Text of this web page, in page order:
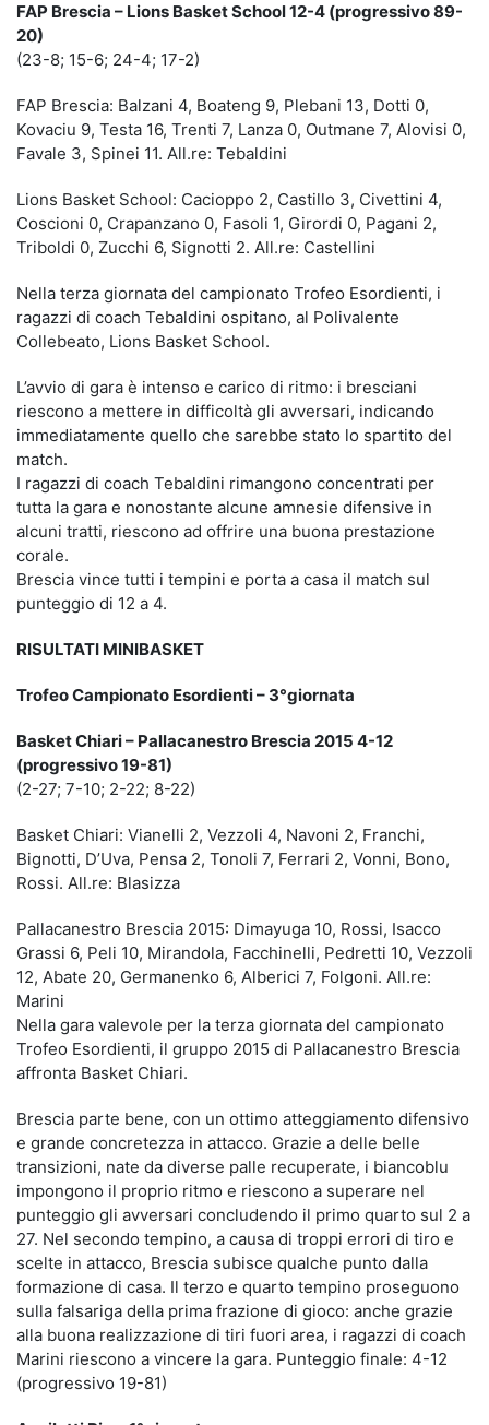
FAP Brescia – Lions Basket School 12-4 (progressivo 89-
20)
(23-8; 15-6; 24-4; 17-2)
FAP Brescia: Balzani 4, Boateng 9, Plebani 13, Dotti 0,
Kovaciu 9, Testa 16, Trenti 7, Lanza 0, Outmane 7, Alovisi 0,
Favale 3, Spinei 11. All.re: Tebaldini
Lions Basket School: Cacioppo 2, Castillo 3, Civettini 4,
Coscioni 0, Crapanzano 0, Fasoli 1, Girordi 0, Pagani 2,
Triboldi 0, Zucchi 6, Signotti 2. All.re: Castellini
Nella terza giornata del campionato Trofeo Esordienti, i
ragazzi di coach Tebaldini ospitano, al Polivalente
Collebeato, Lions Basket School.
L’avvio di gara è intenso e carico di ritmo: i bresciani
riescono a mettere in difficoltà gli avversari, indicando
immediatamente quello che sarebbe stato lo spartito del
match.
I ragazzi di coach Tebaldini rimangono concentrati per
tutta la gara e nonostante alcune amnesie difensive in
alcuni tratti, riescono ad offrire una buona prestazione
corale.
Brescia vince tutti i tempini e porta a casa il match sul
punteggio di 12 a 4.
RISULTATI MINIBASKET
Trofeo Campionato Esordienti – 3°giornata
Basket Chiari – Pallacanestro Brescia 2015 4-12
(progressivo 19-81)
(2-27; 7-10; 2-22; 8-22)
Basket Chiari: Vianelli 2, Vezzoli 4, Navoni 2, Franchi,
Bignotti, D’Uva, Pensa 2, Tonoli 7, Ferrari 2, Vonni, Bono,
Rossi. All.re: Blasizza
Pallacanestro Brescia 2015: Dimayuga 10, Rossi, Isacco
Grassi 6, Peli 10, Mirandola, Facchinelli, Pedretti 10, Vezzoli
12, Abate 20, Germanenko 6, Alberici 7, Folgoni. All.re:
Marini
Nella gara valevole per la terza giornata del campionato
Trofeo Esordienti, il gruppo 2015 di Pallacanestro Brescia
affronta Basket Chiari.
Brescia parte bene, con un ottimo atteggiamento difensivo
e grande concretezza in attacco. Grazie a delle belle
transizioni, nate da diverse palle recuperate, i biancoblu
impongono il proprio ritmo e riescono a superare nel
punteggio gli avversari concludendo il primo quarto sul 2 a
27. Nel secondo tempino, a causa di troppi errori di tiro e
scelte in attacco, Brescia subisce qualche punto dalla
formazione di casa. Il terzo e quarto tempino proseguono
sulla falsariga della prima frazione di gioco: anche grazie
alla buona realizzazione di tiri fuori area, i ragazzi di coach
Marini riescono a vincere la gara. Punteggio finale: 4-12
(progressivo 19-81)